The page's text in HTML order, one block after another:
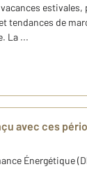
estivales,
tendances de
La ...
avec ces
Énergétique